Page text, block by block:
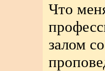
Что
залом